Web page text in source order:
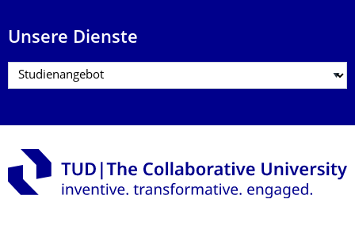
Unsere Dienste